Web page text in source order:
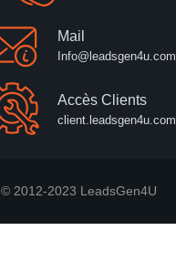
Mail
Info@leadsgen4u.com
Accès Clients
client.leadsgen4u.com
© 2012-2023 LeadsGen4U